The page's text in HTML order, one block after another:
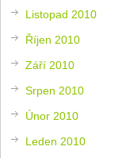
Listopad 2010
Říjen 2010
Září 2010
Srpen 2010
Únor 2010
Leden 2010